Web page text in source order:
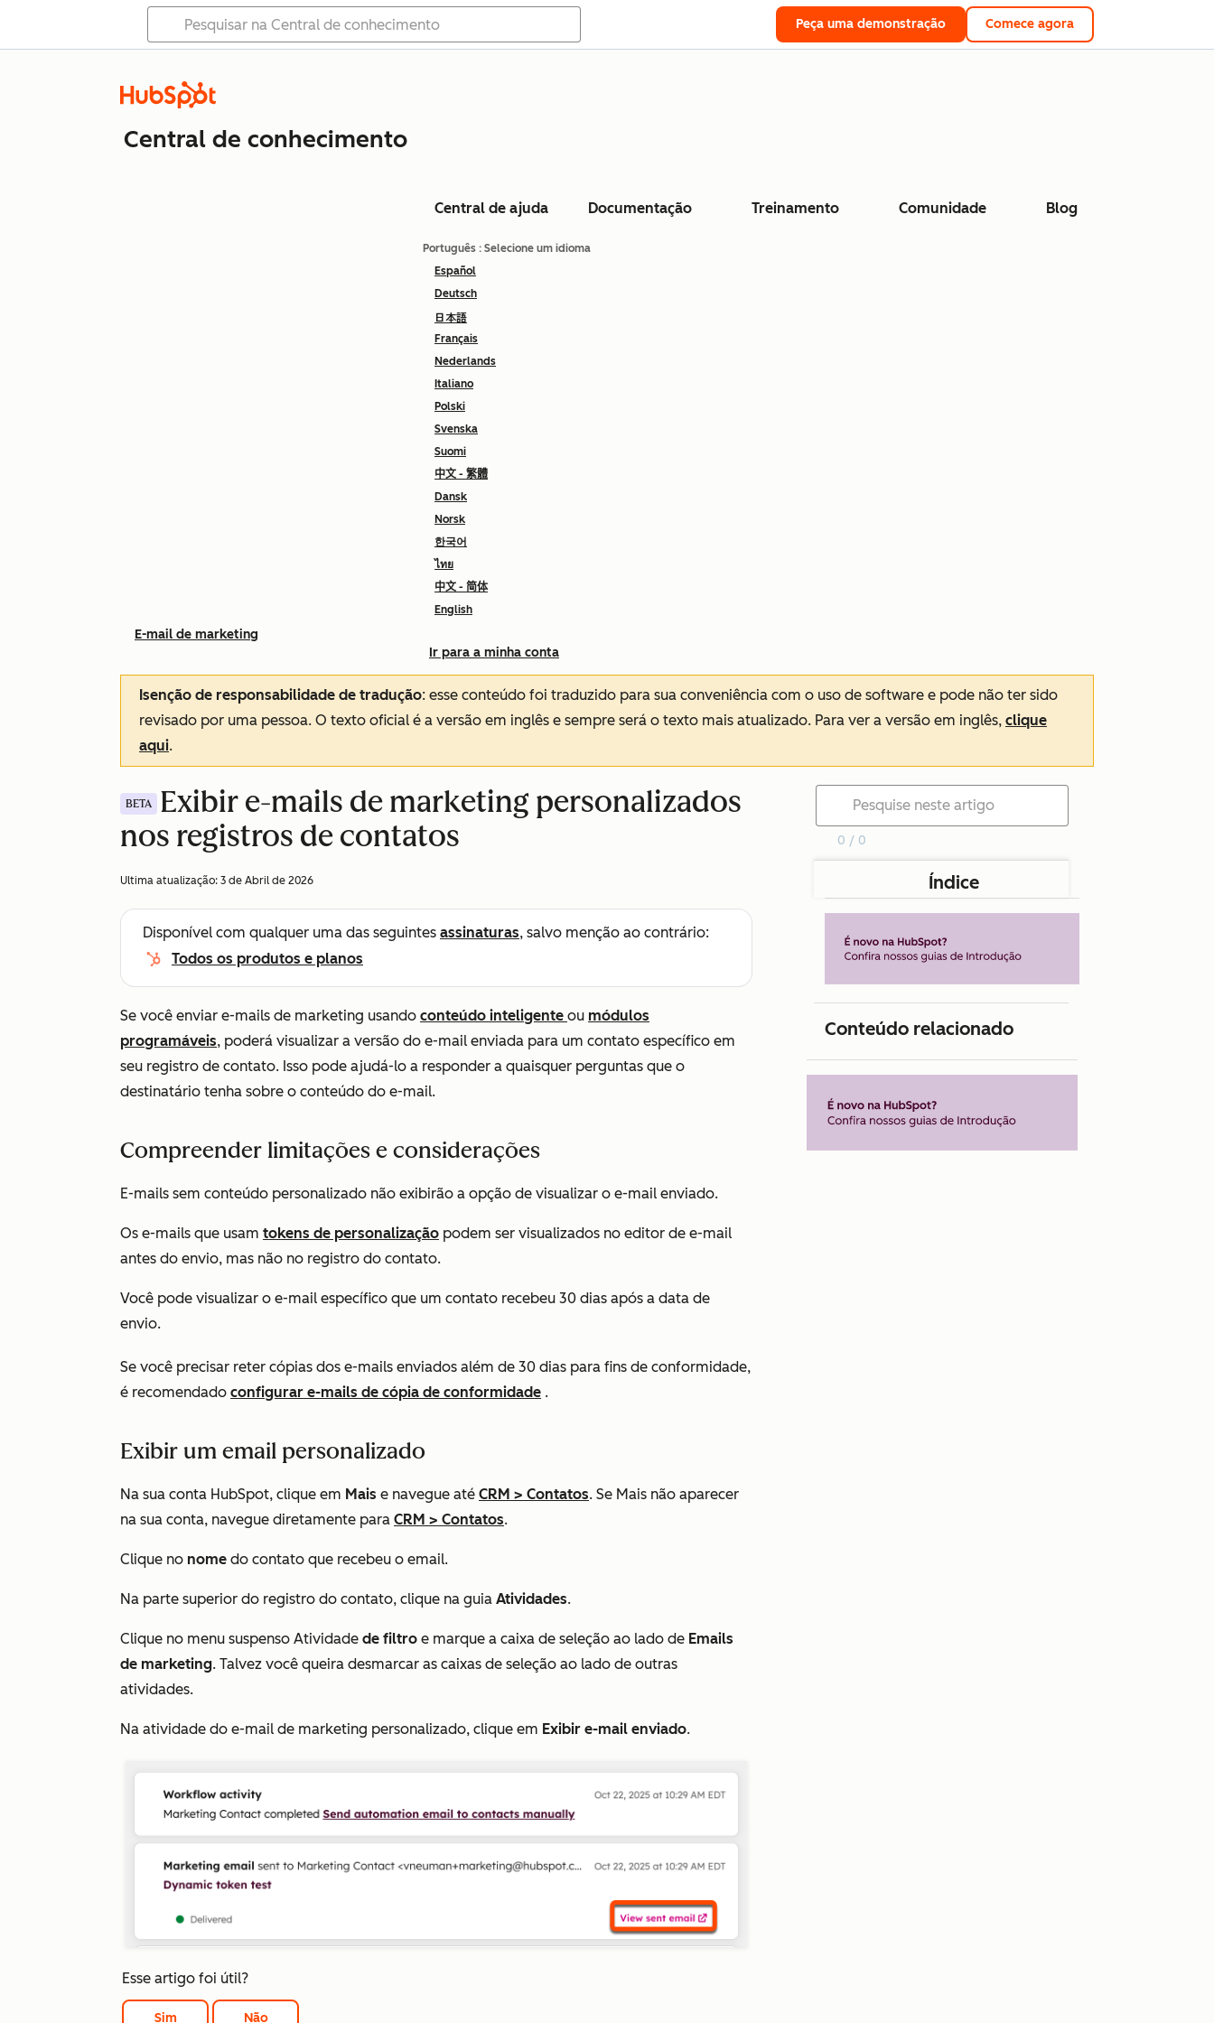
Peça uma demonstração Comece agora
Central de conhecimento
Central de ajuda Documentação Treinamento Comunidade Blog
Português : Selecione um idioma
Español
Deutsch
日本語
Français
Nederlands
Italiano
Polski
Svenska
Suomi
中文 - 繁體
Dansk
Norsk
한국어
ไทย
中文 - 简体
English
Ir para a minha conta
E-mail de marketing
Isenção de responsabilidade de tradução: esse conteúdo foi traduzido para sua conveniência com o uso de software e pode não ter sido
revisado por uma pessoa. O texto oficial é a versão em inglês e sempre será o texto mais atualizado. Para ver a versão em inglês, clique
aqui.
BETA
Exibir e-mails de marketing personalizados
nos registros de contatos
Ultima atualização: 3 de Abril de 2026
Disponível com qualquer uma das seguintes assinaturas, salvo menção ao contrário:
Todos os produtos e planos
Se você enviar e-mails de marketing usando conteúdo inteligente ou módulos
programáveis, poderá visualizar a versão do e-mail enviada para um contato específico em
seu registro de contato. Isso pode ajudá-lo a responder a quaisquer perguntas que o
destinatário tenha sobre o conteúdo do e-mail.
Compreender limitações e considerações
E-mails sem conteúdo personalizado não exibirão a opção de visualizar o e-mail enviado.
Os e-mails que usam tokens de personalização podem ser visualizados no editor de e-mail
antes do envio, mas não no registro do contato.
Você pode visualizar o e-mail específico que um contato recebeu 30 dias após a data de
envio.
Se você precisar reter cópias dos e-mails enviados além de 30 dias para fins de conformidade,
é recomendado configurar e-mails de cópia de conformidade .
Exibir um email personalizado
Na sua conta HubSpot, clique em Mais e navegue até CRM > Contatos. Se Mais não aparecer
na sua conta, navegue diretamente para CRM > Contatos.
Clique no nome do contato que recebeu o email.
Na parte superior do registro do contato, clique na guia Atividades.
Clique no menu suspenso Atividade de filtro e marque a caixa de seleção ao lado de Emails
de marketing. Talvez você queira desmarcar as caixas de seleção ao lado de outras
atividades.
Na atividade do e-mail de marketing personalizado, clique em Exibir e-mail enviado.
Esse artigo foi útil?
Sim Não
0 / 0
Índice
Conteúdo relacionado